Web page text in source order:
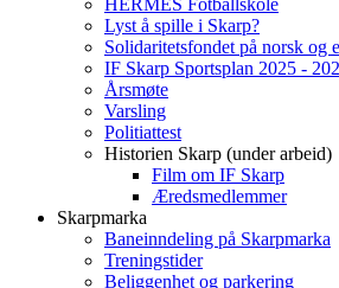
HERMES Fotballskole
Lyst å spille i Skarp?
Solidaritetsfondet på norsk og
IF Skarp Sportsplan 2025 -
Årsmøte
Varsling
Politiattest
Historien Skarp (under arbeid)
Film om IF Skarp
Æredsmedlemmer
Skarpmarka
Baneinndeling på Skarpmarka
Treningstider
Beliggenhet og parkering